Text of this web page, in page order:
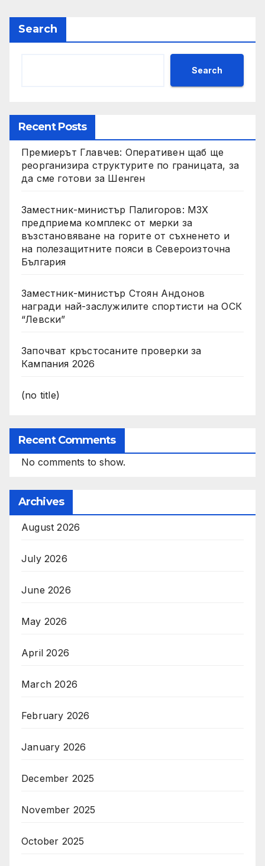
Search
Search
Recent Posts
Премиерът Главчев: Оперативен щаб ще
реорганизира структурите по границата, за
да сме готови за Шенген
Заместник-министър Палигоров: МЗХ
предприема комплекс от мерки за
възстановяване на горите от съхненето и
на полезащитните пояси в Североизточна
България
Заместник-министър Стоян Андонов
награди най-заслужилите спортисти на ОСК
“Левски”
Започват кръстосаните проверки за
Кампания 2026
(no title)
Recent Comments
No comments to show.
Archives
August 2026
July 2026
June 2026
May 2026
April 2026
March 2026
February 2026
January 2026
December 2025
November 2025
October 2025